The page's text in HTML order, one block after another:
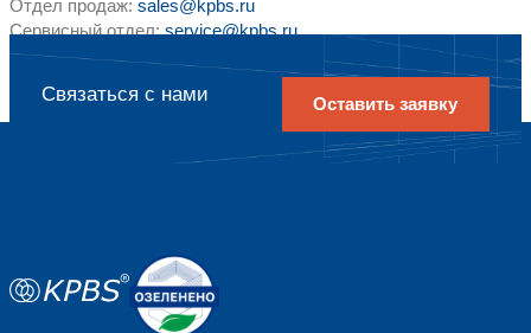
Полная прозрачность
стороне партнёров/дистрибьюторов
поставках дистрибьюторам (Sell-In),
(Sell-Out), заказы, доставки с
позициям (SKU) и торговым точкам)
средства проверки качества данных,
загрузок с эскалацией менеджерам